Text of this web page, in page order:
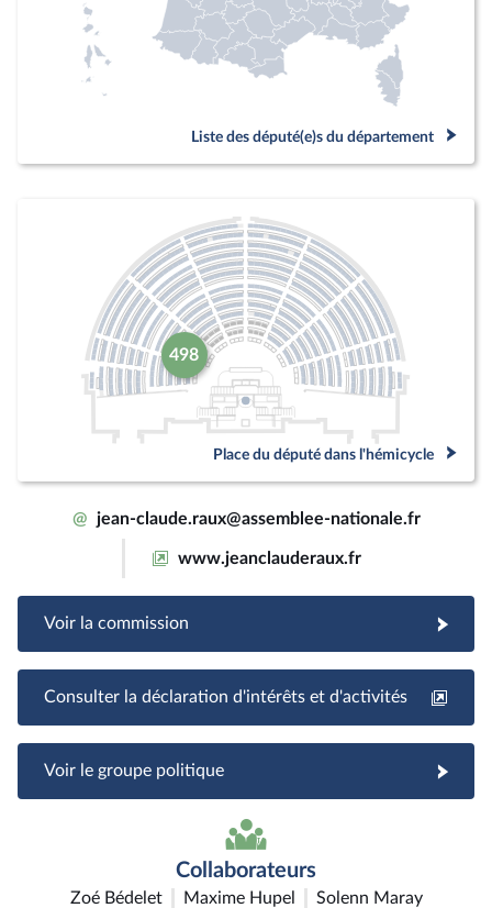
Liste des député(e)s du département
498
Place du député dans l'hémicycle
@ jean-claude.raux@assemblee-nationale.fr
www.jeanclauderaux.fr
Voir la commission
Consulter la déclaration d'intérêts et d'activités
Voir le groupe politique
Collaborateurs
Zoé Bédelet Maxime Hupel
Solenn Maray